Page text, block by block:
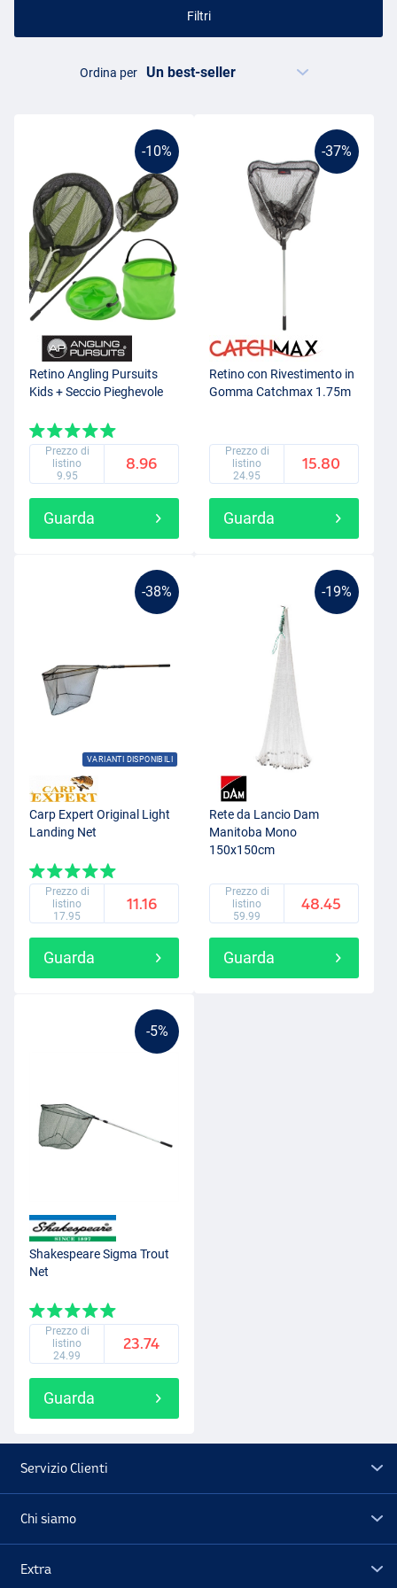
Filtri
Ordina per
-10%
Retino Angling Pursuits
Kids + Seccio Pieghevole
Prezzo di
listino
9.95
8.96
Guarda
-37%
Retino con Rivestimento in
Gomma Catchmax 1.75m
Prezzo di
listino
24.95
15.80
Guarda
-38%
VARIANTI DISPONIBILI
Carp Expert Original Light
Landing Net
Prezzo di
listino
17.95
11.16
Guarda
-19%
Rete da Lancio Dam
Manitoba Mono
150x150cm
Prezzo di
listino
59.99
48.45
Guarda
-5%
Shakespeare Sigma Trout
Net
Prezzo di
listino
24.99
23.74
Guarda
Servizio Clienti
Chi siamo
Extra